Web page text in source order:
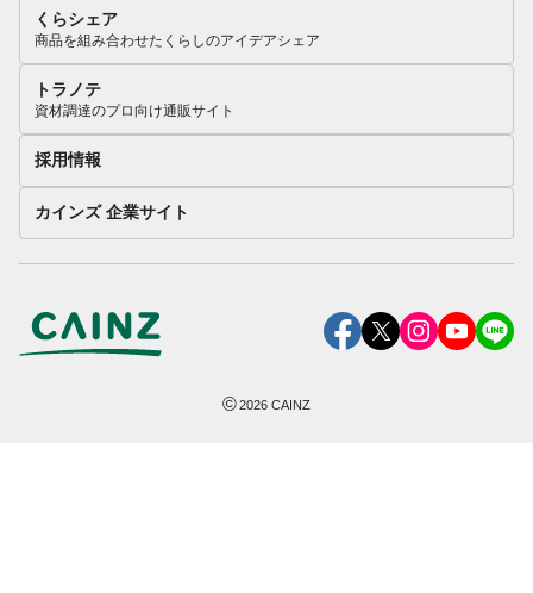
くらシェア
商品を組み合わせたくらしのアイデアシェア
トラノテ
資材調達のプロ向け通販サイト
採用情報
カインズ 企業サイト
©2026 CAINZ